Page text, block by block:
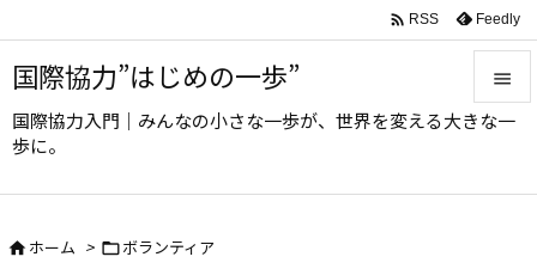
国際協力”はじめの一歩”
国際協力入門｜みんなの小さな一歩が、世界を変える大きな一
歩に。



 RSS Feedly
ホーム > ボランティア